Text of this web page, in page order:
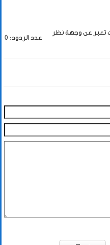
تعبر عن وجهة نظر
عدد الردود: 0